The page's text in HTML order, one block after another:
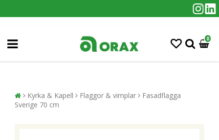
0
Kyrka & Kapell Flaggor & vimplar
Fasadflagga
Sverige 70 cm